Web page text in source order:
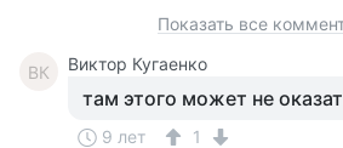
Показать все
ВК Виктор Кугаенко
там этого может не
9 лет 1